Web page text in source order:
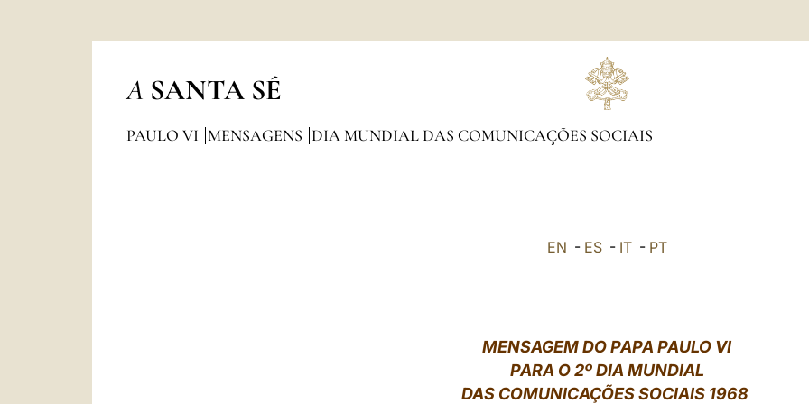
A SANTA SÉ
PAULO VI MENSAGENS DIA MUNDIAL DAS COMUNICAÇÕES SOCIAIS
EN - ES- IT- PT
MENSAGEM DO PAPA PAULO VI
PARA O 2º DIA MUNDIAL
DAS COMUNICAÇÕES SOCIAIS 1968